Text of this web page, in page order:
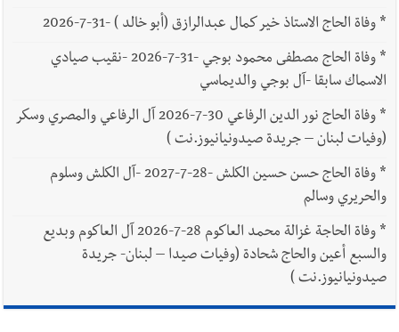
*وفاة الحاج الاستاذ خير كمال عبدالرازق (أبو خالد ) -31-7-2026
*
وفاة الحاج مصطفى محمود بوجي -31-7-2026 -نقيب صيادي
الاسماك سابقا -آل بوجي والديماسي
*
وفاة الحاج نور الدين الرفاعي 30-7-2026 آل الرفاعي والمصري وسكر
(وفيات لبنان – جريدة صيدونيانيوز.نت )
*
وفاة الحاج حسن حسين الكلش -28-7-2027 -آل الكلش وسلوم
والحريري وسالم
*
وفاة الحاجة غزالة محمد العاكوم 28-7-2026 آل العاكوم وبديع
والسبع أعين والحاج شحادة (وفيات صيدا – لبنان- جريدة
صيدونيانيوز.نت )